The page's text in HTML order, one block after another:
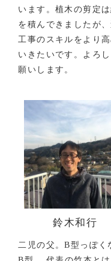
います。植木の剪定
を積んできましたが、
工事のスキルをより
いきたいです。よろ
願いします。
鈴木和行
二児の父。B型っぽく